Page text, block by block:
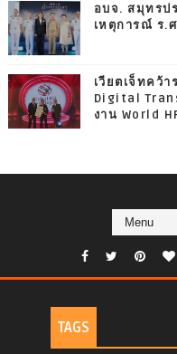
อบจ. สมุทรป
เหตุการณ์ ร.
เวียตเจ็ทคว้
Digital
งาน World
TAGS